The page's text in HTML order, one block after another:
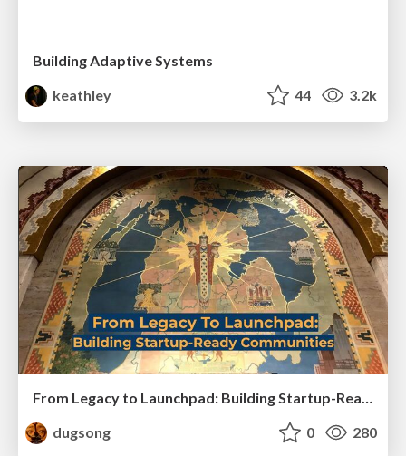
Building Adaptive Systems
keathley
44 3.2k
From Legacy to Launchpad: Building Startup-Ready Communities
dugsong
0 280